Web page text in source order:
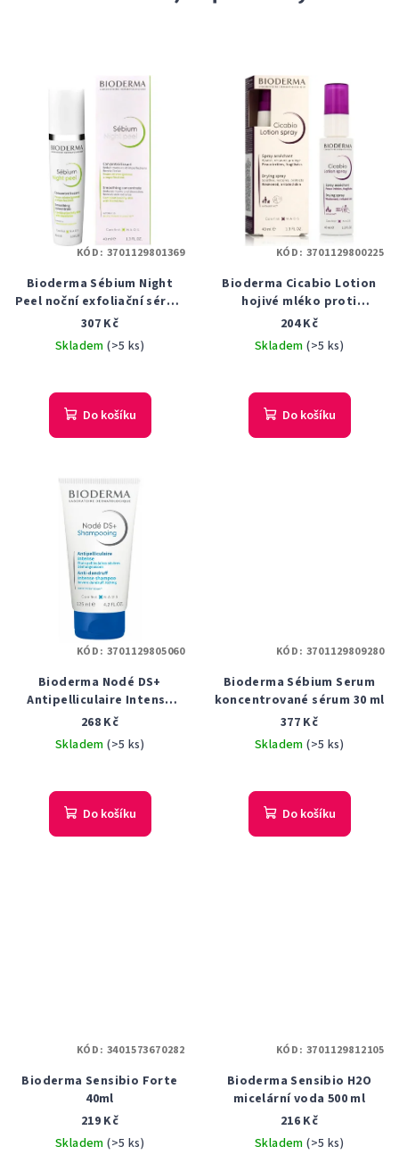
Bioderma Sébium Night
Peel noční exfoliační sérum
proti nedokonalostem
pleti 40 ml
307 Kč
Skladem(>5 ks)
Do košíku
KÓD: 3701129801369
Bioderma Cicabio Lotion
hojivé mléko proti
podráždění a svědění
pokožky ve spreji 40 ml
204 Kč
Skladem(>5 ks)
Do košíku
KÓD: 3701129800225
Bioderma Nodé DS+
Antipelliculaire Intense
šampon proti lupům 125 ml
268 Kč
Skladem(>5 ks)
Do košíku
KÓD: 3701129805060
Bioderma Sébium Serum
koncentrované sérum 30 ml
377 Kč
Skladem(>5 ks)
Do košíku
KÓD: 3701129809280
Bioderma Sensibio Forte
40ml
219 Kč
Skladem(>5 ks)
KÓD: 3401573670282
Bioderma Sensibio H2O
micelární voda 500 ml
216 Kč
Skladem(>5 ks)
KÓD: 3701129812105